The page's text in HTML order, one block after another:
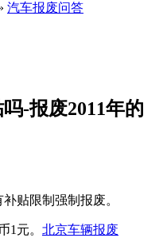
汽车报废问答
-报废2011年的
贴限制强制报废。
1元。 北京车辆报废